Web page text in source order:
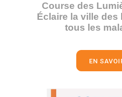
Course des
Éclaire la ville des
tous les
EN